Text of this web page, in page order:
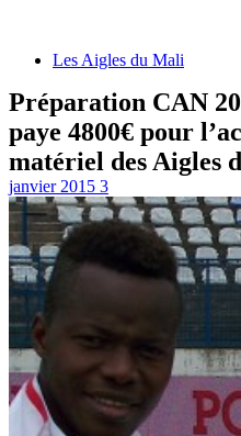
Les Aigles du Mali
Préparation CAN
paye 4800€ pour
matériel des Aigles
janvier 2015 3